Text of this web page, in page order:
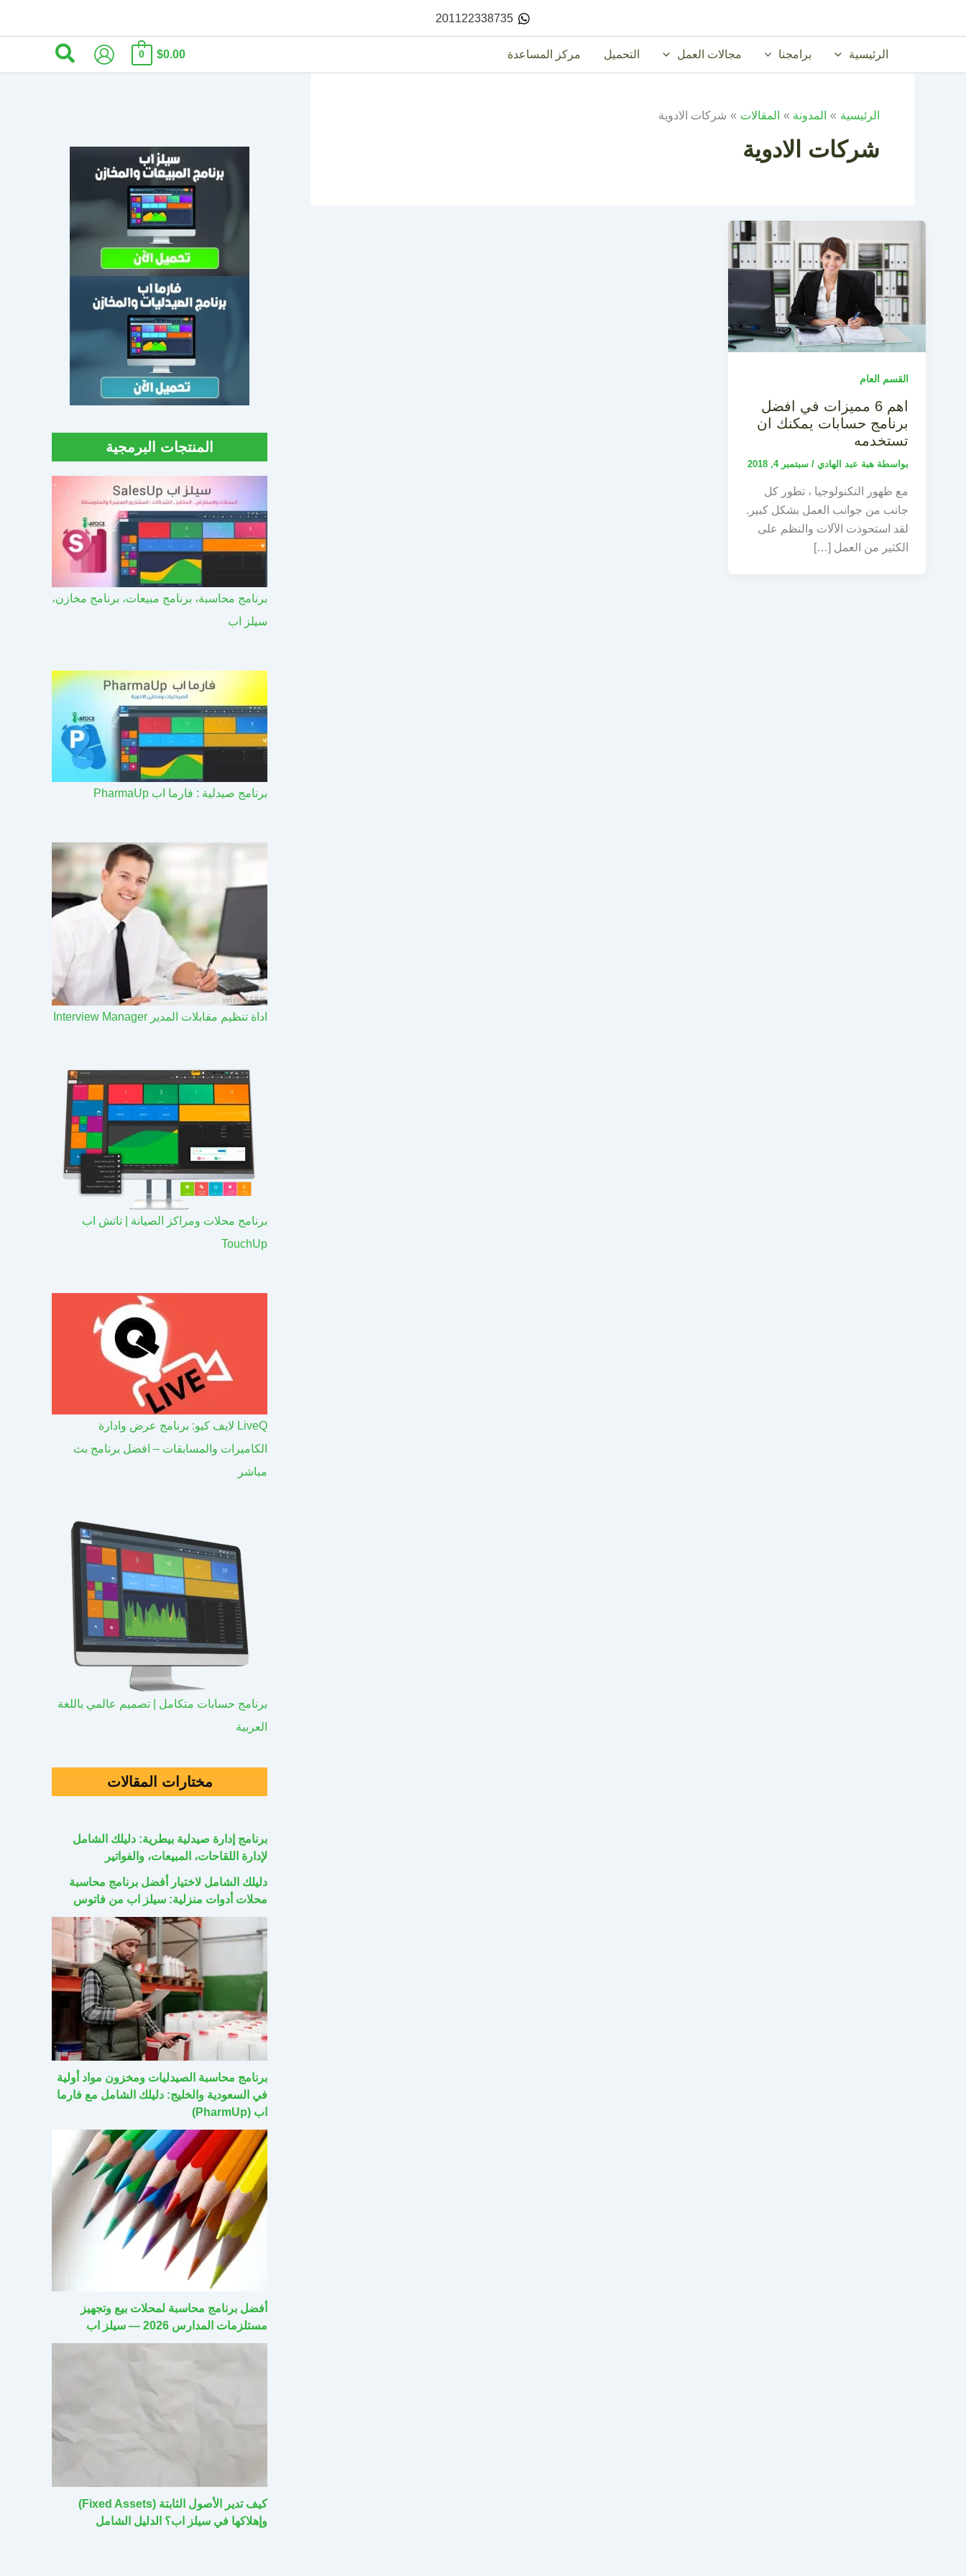
201122338735
الرئيسية برامجنا مجالات العمل التحميل مركز المساعدة $0.00
0 البحث
الرئيسية المدونة المقالات شركات الادوية
شركات الادوية
القسم العام
اهم 6 مميزات في افضل
برنامج حسابات يمكنك ان
تستخدمه
بواسطة هبة عبد الهادي / سبتمبر 4, 2018
مع ظهور التكنولوجيا ، تطور كل
جانب من جوانب العمل بشكل كبير.
لقد استحوذت الآلات والنظم على
الكثير من العمل […]
المنتجات البرمجية
برنامج محاسبة، برنامج مبيعات، برنامج مخازن،
سيلز اب
برنامج صيدلية : فارما اب PharmaUp​
اداة تنظيم مقابلات المدير Interview Manager
برنامج محلات ومراكز الصيانة | تاتش اب
TouchUp
LiveQ لايف كيو: برنامج عرض وادارة
الكاميرات والمسابقات – افضل برنامج بث
مباشر
برنامج حسابات متكامل | تصميم عالمي باللغة
العربية
مختارات المقالات
برنامج إدارة صيدلية بيطرية: دليلك الشامل
لإدارة اللقاحات، المبيعات، والفواتير
دليلك الشامل لاختيار أفضل برنامج محاسبة
محلات أدوات منزلية: سيلز اب من فاتوس
برنامج محاسبة الصيدليات ومخزون مواد أولية
في السعودية والخليج: دليلك الشامل مع فارما
اب (PharmUp)
أفضل برنامج محاسبة لمحلات بيع وتجهيز
مستلزمات المدارس 2026 — سيلز اب
كيف تدير الأصول الثابتة (Fixed Assets)
وإهلاكها في سيلز اب؟ الدليل الشامل